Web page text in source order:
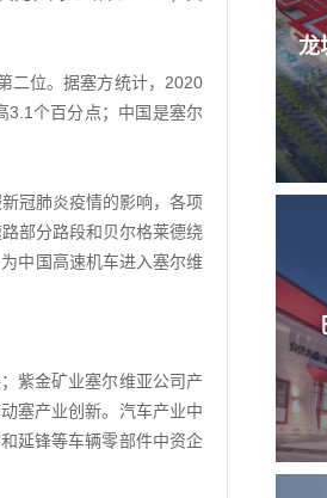
二位。据塞方统计，2020
3.1个百分点；中国是塞尔
冠肺炎疫情的影响，各项
部分路段和贝尔格莱德绕
中国高速机车进入塞尔维
紫金矿业塞尔维亚公司产
塞产业创新。汽车产业中
延锋等车辆零部件中资企
龙